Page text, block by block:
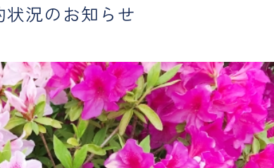
況のお知らせ